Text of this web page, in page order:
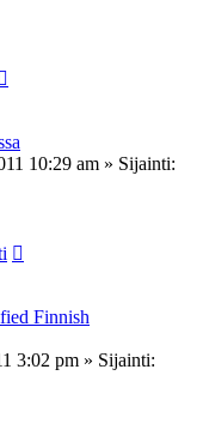
10:29 am » Sijainti:
Finnish
3:02 pm » Sijainti: